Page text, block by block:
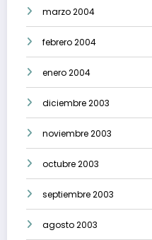
marzo 2004
febrero 2004
enero 2004
diciembre 2003
noviembre 2003
octubre 2003
septiembre 2003
agosto 2003